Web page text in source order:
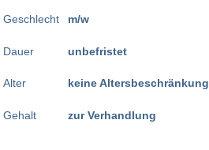
Geschlecht
Dauer
Alter
Gehalt
m/w
unbefristet
keine Altersbeschränkung
zur Verhandlung